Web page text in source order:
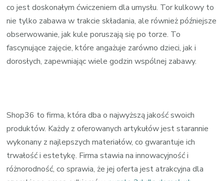
co jest doskonałym ćwiczeniem dla umysłu. Tor kulkowy to
nie tylko zabawa w trakcie składania, ale również późniejsze
obserwowanie, jak kule poruszają się po torze. To
fascynujące zajęcie, które angażuje zarówno dzieci, jak i
dorosłych, zapewniając wiele godzin wspólnej zabawy.
Shop36 to firma, która dba o najwyższą jakość swoich
produktów. Każdy z oferowanych artykułów jest starannie
wykonany z najlepszych materiałów, co gwarantuje ich
trwałość i estetykę. Firma stawia na innowacyjność i
różnorodność, co sprawia, że jej oferta jest atrakcyjna dla